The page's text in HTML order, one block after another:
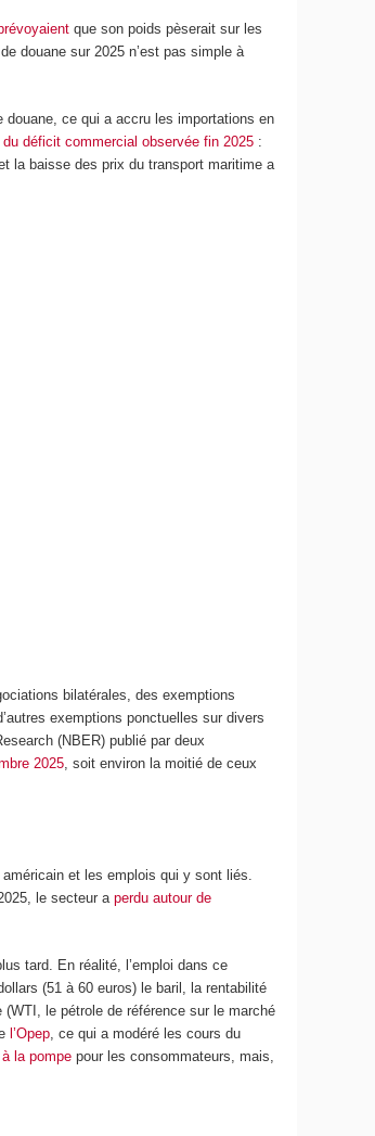
que son poids pèserait sur les
douane sur 2025 n’est pas simple à
douane, ce qui a accru les importations en
déficit commercial observée fin 2025 :
la baisse des prix du transport maritime a
bilatérales, des exemptions
exemptions ponctuelles sur divers
(NBER) publié par deux
2025, soit environ la moitié de ceux
et les emplois qui y sont liés.
le secteur aperdu autour de
tard. En réalité, l’emploi dans ce
(51 à 60 euros) le baril, la rentabilité
le pétrole de référence sur le marché
l’Opep , ce qui a modéré les cours du
la pompe pour les consommateurs, mais,